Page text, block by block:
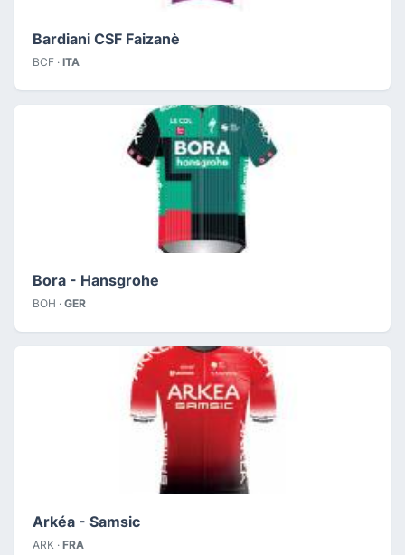
Bardiani CSF Faizanè
BCF · ITA
Bora - Hansgrohe
BOH · GER
Arkéa - Samsic
ARK · FRA